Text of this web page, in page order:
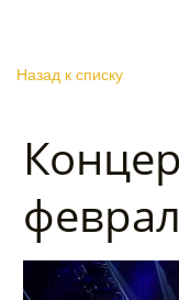
Назад к списку